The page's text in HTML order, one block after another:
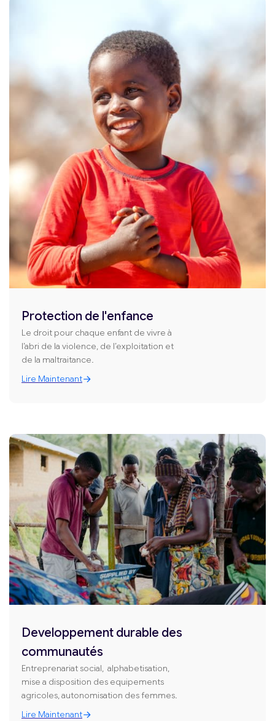
Protection de l'enfance
Le droit pour chaque enfant de vivre à
l’abri de la violence, de l’exploitation et
de la maltraitance.
Lire Maintenant
Developpement durable des
communautés
Entreprenariat social, alphabetisation,
mise a disposition des equipements
agricoles, autonomisation des femmes.
Lire Maintenant